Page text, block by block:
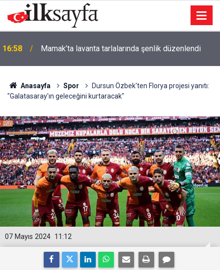
16:58 Mamak’ta lavanta tarlalarında şenlik düzenlendi
Anasayfa Spor
Dursun Özbek'ten Florya projesi yanıtı:
"Galatasaray'ın geleceğini kurtaracak"
11:12
07 Mayıs 2024